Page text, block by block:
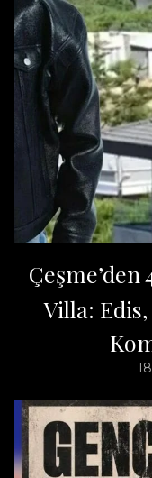
Villa: Edis,